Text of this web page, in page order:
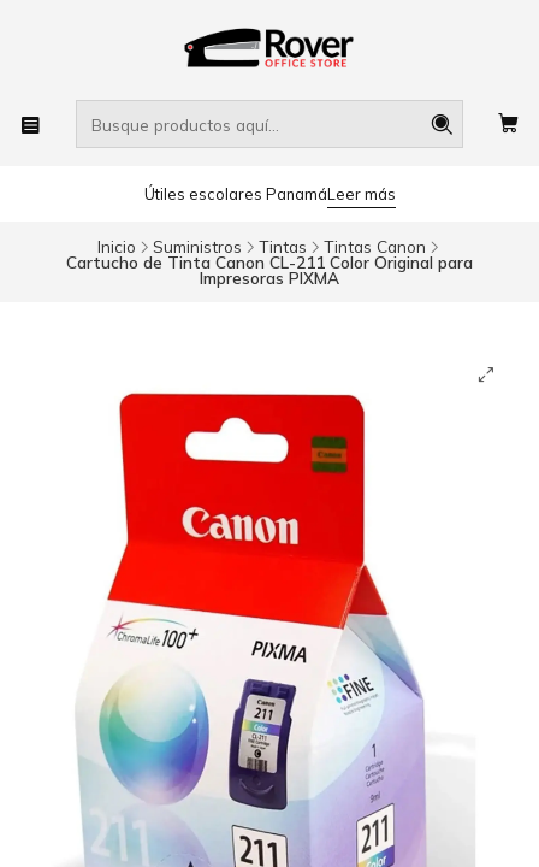
Útiles escolares PanamáLeer más
Inicio Suministros Tintas Tintas Canon
Cartucho de Tinta Canon CL-211 Color Original para
Impresoras PIXMA